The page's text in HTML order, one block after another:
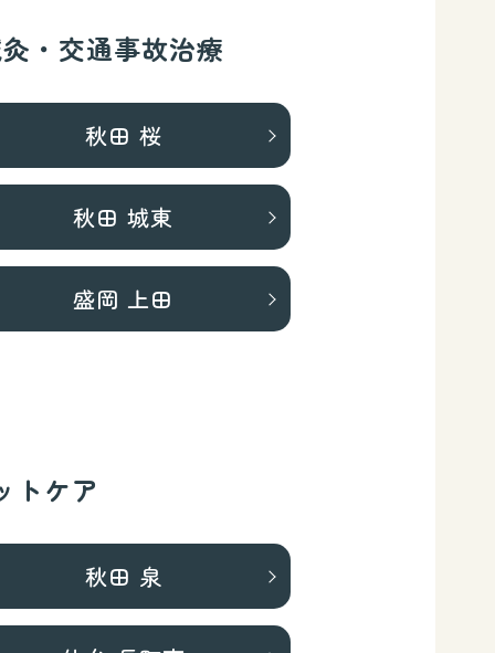
・交通事故治療
秋田 桜
秋田 城東
盛岡 上田
トケア
秋田 泉